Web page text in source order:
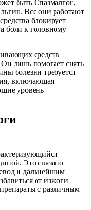
быть Спазмалгон,
Все они работают
блокирует
боли к головному
средств
лишь помогает снять
болезни требуется
включающая
уровень
Это связано
и дальнейшим
от изжоги
с различным